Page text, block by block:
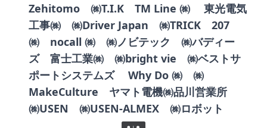
Zehitomo ㈱T.I.K TM Line ㈱ 東光電気
工事㈱ ㈱Driver Japan ㈱TRICK 207
㈱ nocall ㈱ ㈱ノビテック ㈱バディー
ズ 富士工業㈱ ㈱bright vie ㈱ベストサ
ポートシステムズ Why Do ㈱ ㈱
MakeCulture ヤマト電機㈱品川営業所
㈱USEN ㈱USEN-ALMEX ㈱ロボット